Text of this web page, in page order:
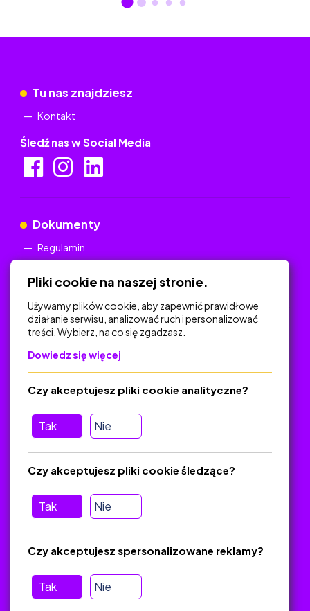
Tu nas znajdziesz
Kontakt
Śledź nas w Social Media
Dokumenty
Regulamin
Na skróty
Polityka Prywatności
O platformie
Baza materiałów dydaktycznych
Jak zostać autorem
wiadomość nie trafiła do folderu SPAM)
Pliki cookie na naszej stronie.
Używamy plików cookie, aby zapewnić prawidłowe
działanie serwisu, analizować ruch i personalizować
treści. Wybierz, na co się zgadzasz.
Dowiedz się więcej
Tak Nie
Czy akceptujesz pliki cookie analityczne?
Tak Nie
Czy akceptujesz pliki cookie śledzące?
Tak Nie
Czy akceptujesz spersonalizowane reklamy?